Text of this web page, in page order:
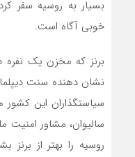
بسیار به روسیه سفر
خوبی آگاه است.
برنز که مخزن یک نفره
نشان دهنده سنت
سیاستگذاران این کشور
سالیوان، مشاور
روسیه را بهتر از